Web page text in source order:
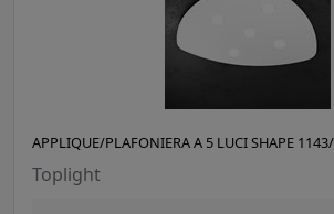
APPLIQUE/PLAFONIERA A 5 LUCI SHAPE
Toplight